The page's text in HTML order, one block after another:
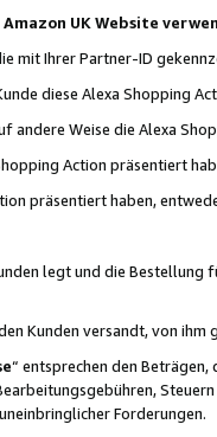
UK Website
mit Ihrer Partner-ID
diese Alexa Shopping
Weise die Alexa
Action präsentiert
präsentiert haben,
legt und die Bestellung
Kunden versandt, von
“ entsprechen den
Forderungen.